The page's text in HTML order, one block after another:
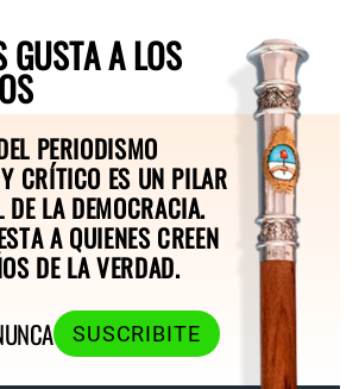
GUSTA A LOS
PERIODISMO
CRÍTICO ES UN PILAR
DE LA DEMOCRACIA.
A QUIENES CREEN
DE LA VERDAD.
SUSCRIBITE